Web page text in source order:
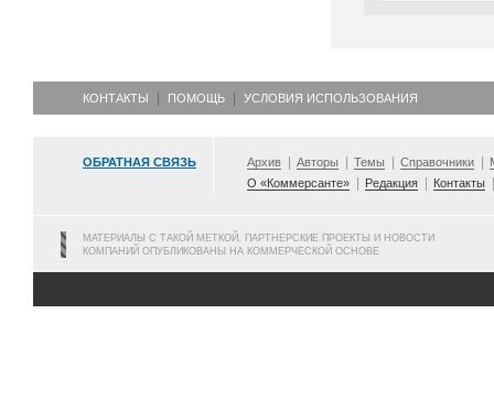
КОНТАКТЫ ПОМОЩЬ УСЛОВИЯ ИСПОЛЬЗОВАНИЯ
ОБРАТНАЯ СВЯЗЬ Архив Авторы Темы Справочники
О «Коммерсанте»
Редакция Контакты
МАТЕРИАЛЫ С ТАКОЙ МЕТКОЙ, ПАРТНЕРСКИЕ ПРОЕКТЫ И НОВОСТИ
КОМПАНИЙ ОПУБЛИКОВАНЫ НА КОММЕРЧЕСКОЙ ОСНОВЕ